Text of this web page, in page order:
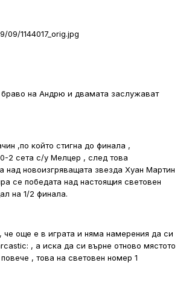
1144017_orig.jpg
на Андрю и двамата заслужават
,по който стигна до финала ,
2 сета с/у Мелцер , след това
над новоизгряващата звезда Хуан Мартин
се победата над настоящия световен
на 1/2 финала.
че още е в играта и няма намерения да си
, а иска да си върне отново мястото
, това на световен номер 1